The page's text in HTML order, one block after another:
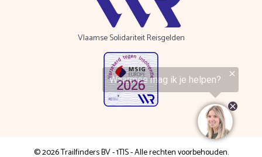
Vlaamse Solidariteit Reisgelden
© 2026 Trailfinders BV - 1TIS - Alle rechten voorbehouden.